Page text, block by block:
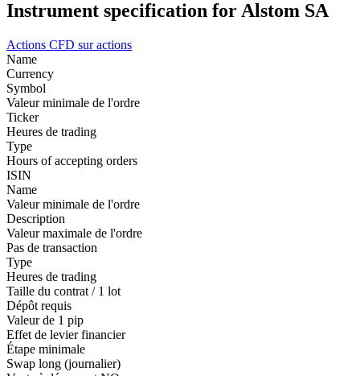
Instrument specification for Alstom SA
Actions CFD sur actions
Name
Currency
Symbol
Valeur minimale de l'ordre
Ticker
Heures de trading
Type
Hours of accepting orders
ISIN
Name
Valeur minimale de l'ordre
Description
Valeur maximale de l'ordre
Pas de transaction
Type
Heures de trading
Taille du contrat / 1 lot
Dépôt requis
Valeur de 1 pip
Effet de levier financier
Étape minimale
Swap long (journalier)